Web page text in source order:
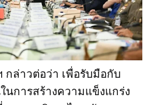
กล่าวต่อว่า เพื่อรับมือกับ
การสร้างความแข็งแกร่ง